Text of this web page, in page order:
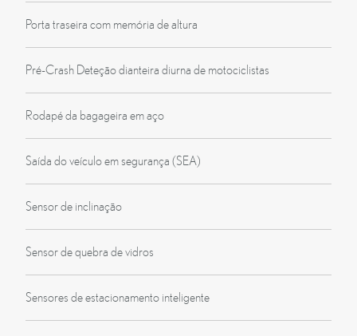
Porta traseira com memória de altura
Pré-Crash Deteção dianteira diurna de motociclistas
Rodapé da bagageira em aço
Saída do veículo em segurança (SEA)
Sensor de inclinação
Sensor de quebra de vidros
Sensores de estacionamento inteligente